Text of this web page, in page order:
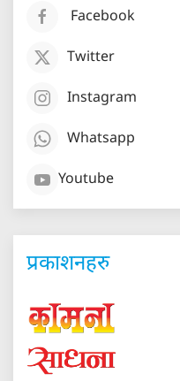
Facebook
Twitter
Instagram
Whatsapp
Youtube
प्रकाशनहरु